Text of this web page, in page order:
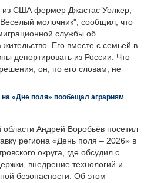
из США фермер Джастас Уолкер,
молочник", сообщил, что
службы об
Его вместе с семьей в
депортировать из России. Что
он, по его словам, не
«Дне поля» пообещал аграриям
области Андрей Воробьёв посетил
региона «День поля – 2026» в
округа, где обсудил с
внедрение технологий и
безопасности. Об этом